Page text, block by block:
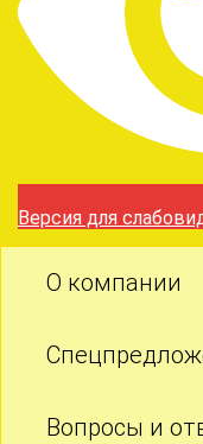
Версия для
О компании
Вопросы и